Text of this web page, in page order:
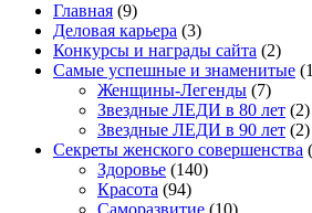
Главная (9)
Деловая карьера (3)
Конкурсы и награды сайта (2)
Самые успешные и знаменитые
Женщины-Легенды (7)
Звездные ЛЕДИ в 80 лет (2)
Звездные ЛЕДИ в 90 лет (2)
Секреты женского совершенства
Здоровье (140)
Красота (94)